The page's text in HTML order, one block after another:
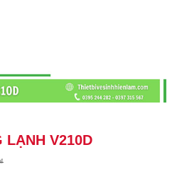
LẠNH V210D
₫